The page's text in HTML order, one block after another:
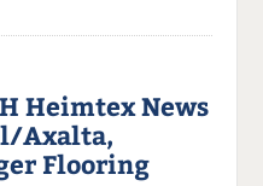
Heimtex News
Axalta,
Flooring